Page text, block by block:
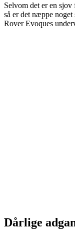
Selvom det er en
så er det næppe
Rover Evoques
Dårlige